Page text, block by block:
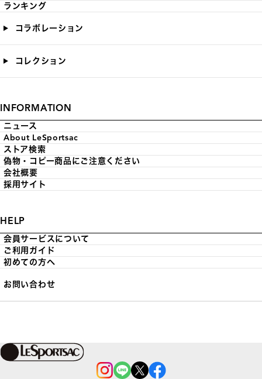
ランキング
コラボレーション
コレクション
INFORMATION
ニュース
About LeSportsac
ストア検索
偽物・コピー商品にご注意ください
会社概要
採用サイト
HELP
会員サービスについて
ご利用ガイド
初めての方へ
お問い合わせ